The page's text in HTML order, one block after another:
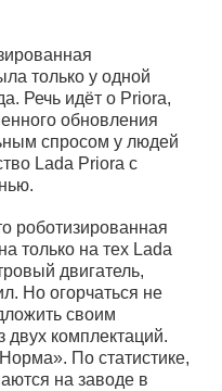
только у одной
Речь идёт о Priora,
обновления
спросом у людей
Lada Priora с
роботизированная
только на тех Lada
двигатель,
Но огорчаться не
своим
двух комплектаций.
По статистике,
на заводе в